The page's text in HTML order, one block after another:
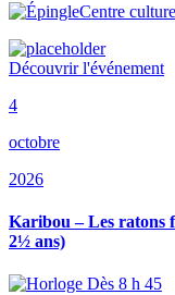
Centre
Découvrir l'événement
4
octobre
2026
Karibou – Les ratons
2½ ans)
Dès 8 h 45